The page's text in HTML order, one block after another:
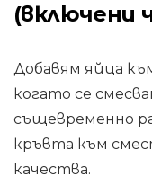
(включени
Добавям яйца
когато се
същевременно
кръвта към
качества.